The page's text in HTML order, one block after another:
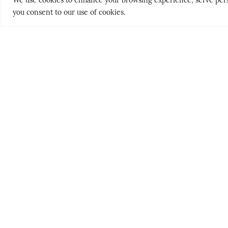
you consent to our use of cookies.